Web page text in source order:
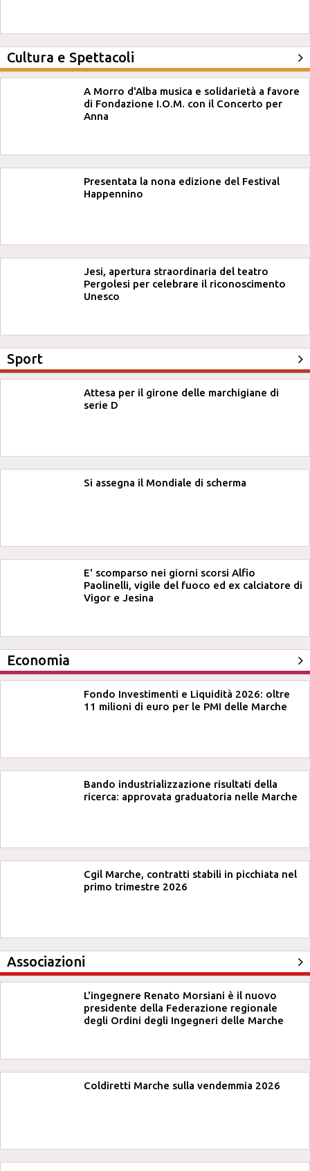
Cultura e Spettacoli
A Morro d'Alba musica e solidarietà a favore
di Fondazione I.O.M. con il Concerto per
Anna
Presentata la nona edizione del Festival
Happennino
Jesi, apertura straordinaria del teatro
Pergolesi per celebrare il riconoscimento
Unesco
Sport
Attesa per il girone delle marchigiane di
serie D
Si assegna il Mondiale di scherma
E' scomparso nei giorni scorsi Alfio
Paolinelli, vigile del fuoco ed ex calciatore di
Vigor e Jesina
Economia
Fondo Investimenti e Liquidità 2026: oltre
11 milioni di euro per le PMI delle Marche
Bando industrializzazione risultati della
ricerca: approvata graduatoria nelle Marche
Cgil Marche, contratti stabili in picchiata nel
primo trimestre 2026
Associazioni
L'ingegnere Renato Morsiani è il nuovo
presidente della Federazione regionale
degli Ordini degli Ingegneri delle Marche
Coldiretti Marche sulla vendemmia 2026